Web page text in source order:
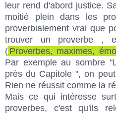
leur rend d'abord justice.
moitié plein dans les
proverbialement vrai que
trouver un proverbe ,
( Proverbes, maximes,
Par exemple au sombre
près du Capitole ", on
Rien ne réussit comme la
Mais ce qui intéresse
proverbes, c'est qu'ils